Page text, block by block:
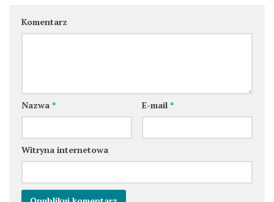
Komentarz
Nazwa * E-mail *
Witryna internetowa